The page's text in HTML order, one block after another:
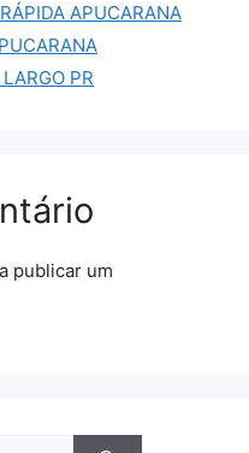
APUCARANA
PR
publicar um